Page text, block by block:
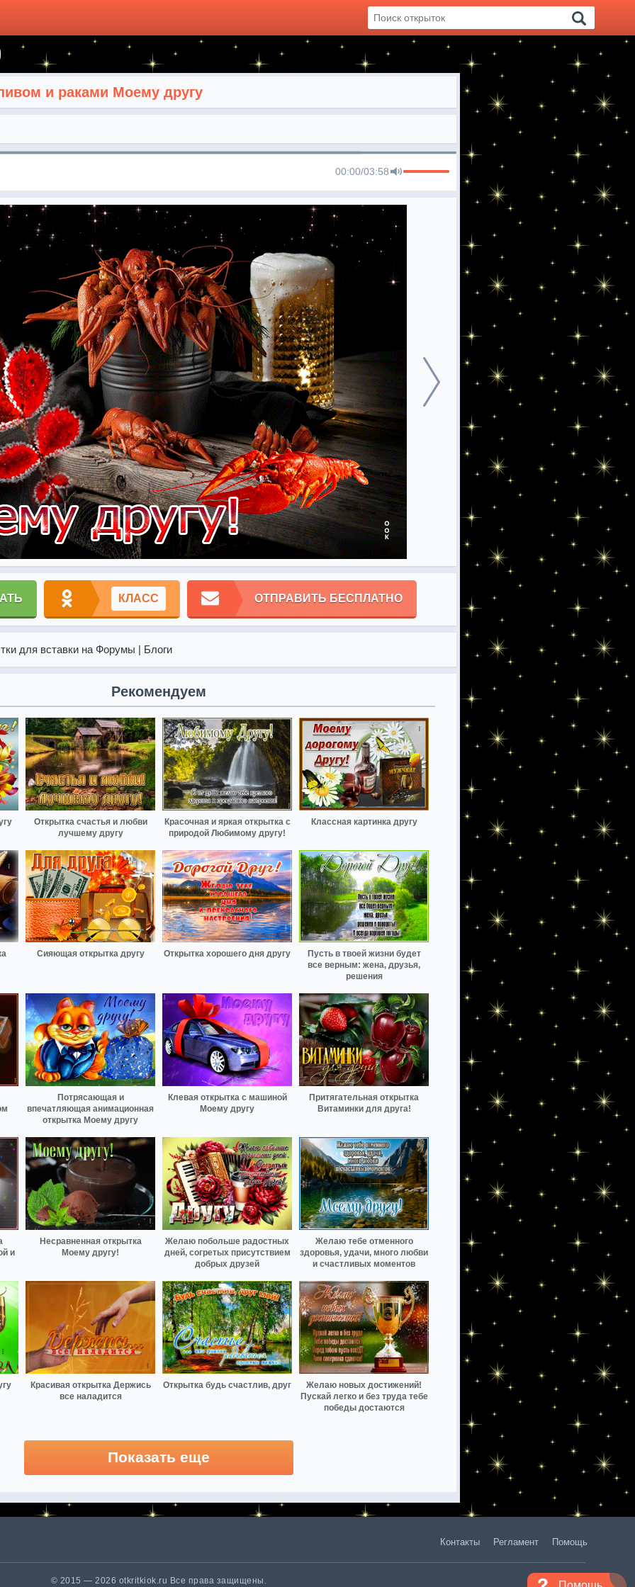
и раками Моему другу
00:00/03:58
КЛАСС ОТПРАВИТЬ БЕСПЛАТНО
для вставки на Форумы | Блоги
Рекомендуем
Открытка счастья и любви
лучшему другу
Красочная и яркая открытка с
природой Любимому другу!
Классная картинка другу
Сияющая открытка другу Открытка хорошего дня другу
Пусть в твоей жизни будет
все верным: жена, друзья,
решения
Потрясающая и
впечатляющая анимационная
открытка Моему другу
Клевая открытка с машиной
Моему другу
Притягательная открытка
Витаминки для друга!
и
Несравненная открытка
Моему другу!
Желаю побольше радостных
дней, согретых присутствием
добрых друзей
Желаю тебе отменного
здоровья, удачи, много любви
и счастливых моментов
Красивая открытка Держись
все наладится
Открытка будь счастлив, друг
Желаю новых достижений!
Пускай легко и без труда тебе
победы достаются
Показать еще
Контакты Регламент Помощь
© 2015 — 2026 otkritkiok.ru Все права защищены.